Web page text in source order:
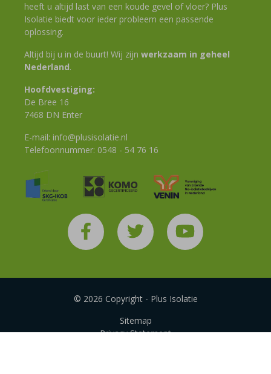
heeft u altijd last van een koude gevel of vloer? Plus
Isolatie biedt voor ieder probleem een passende
oplossing.
Altijd bij u in de buurt! Wij zijn werkzaam in geheel
Nederland.
Hoofdvestiging:
De Bree 16
7468 DN Enter
E-mail: info@plusisolatie.nl
Telefoonnummer: 0548 - 54 76 16
© 2026 Copyright - Plus Isolatie
Sitemap
Privacy Statement